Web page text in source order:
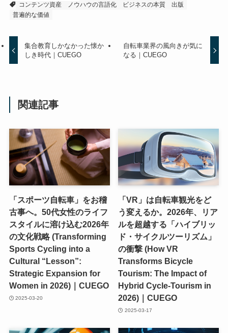
コンテンツ資産
ノウハウの言語化 ビジネスの本質
出版
普遍的な価値
集合教育しかなかった懐か
しき時代｜CUEGO
自転車業界の風向きが気に
なる｜CUEGO
関連記事
「スポーツ自転車」をお稽
古事へ。50代女性のライフ
スタイルに溶け込む2026年
の文化戦略 (Transforming
Sports Cycling into a
Cultural “Lesson”:
Strategic Expansion for
Women in 2026)｜CUEGO
2025-03-20
「VR」は自転車観光をど
う変えるか。2026年、リア
ルを超越する「ハイブリッ
ド・サイクルツーリズム」
の衝撃 (How VR
Transforms Bicycle
Tourism: The Impact of
Hybrid Cycle-Tourism in
2026)｜CUEGO
2025-03-17